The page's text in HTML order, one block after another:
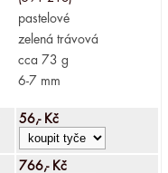
pastelové
zelená trávová
cca 73 g
6-7 mm
56,- Kč
766,- Kč